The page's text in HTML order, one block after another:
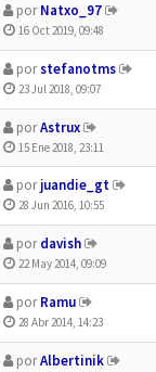
porNatxo_97
16 Oct 2019, 09:48
porstefanotms
23 Jul 2018, 09:07
porAstrux
15 Ene 2018, 23:11
porjuandie_gt
28 Jun 2016, 10:55
pordavish
22 May 2014, 09:09
porRamu
28 Abr 2014, 14:23
porAlbertinik